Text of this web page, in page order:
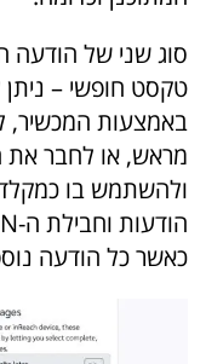
סוג שני של הודעה
טקסט חופשי –
באמצעות המכשיר,
מראש, או לחבר את
כאשר כל הודעה נוספת